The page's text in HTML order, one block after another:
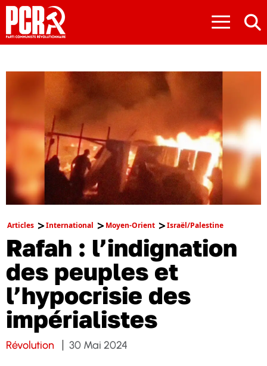
≡
Articles International Moyen-Orient Israël/Palestine
Rafah : l’indignation
des peuples et
l’hypocrisie des
impérialistes
Révolution 30 Mai 2024